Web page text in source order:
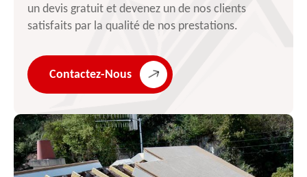
un devis gratuit et devenez un de nos clients
satisfaits par la qualité de nos prestations.
Contactez-Nous